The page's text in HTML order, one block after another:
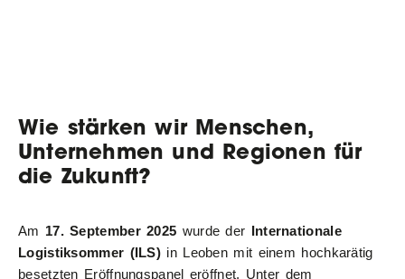
Wie stärken wir Menschen,
Unternehmen und Regionen für
die Zukunft?
Am 17. September 2025 wurde der
Internationale
Logistiksommer (ILS) in Leoben mit einem hochkarätig
besetzten Eröffnungspanel eröffnet. Unter dem